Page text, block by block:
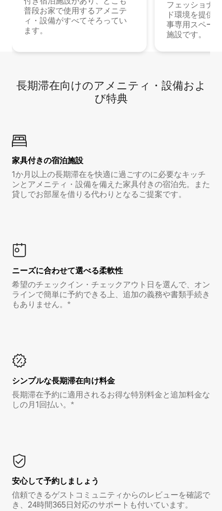
普段お家で使用するアメニテ
ィ・設備がすべてそろってい
ます。
フェッショナ
ド環境を提供
事専用スペー
施設です。
長期滞在向け⁠のア⁠メ⁠ニ⁠テ⁠ィ⁠・設⁠備⁠およ
び特⁠典
家具付き⁠の宿⁠泊⁠施⁠設
1か月以上の長期滞在を快適に過ごすのに必要なキッチ
ンとアメニティ・設備を備えた家具付きの宿泊先。また
貸しでお部屋を借りる代わりとなるご提案です。
ニーズに合わせて選べる柔軟性
希望のチェックイン・チェックアウト日を選んで、オン
ラインで簡単に予約できる上、追加の義務や書類手続き
もありません。*
シンプルな長期滞在向け料金
長期滞在予約に適用されるお得な特別料金と追加料金な
しの月1回払い。*
安心して予約しましょう
信頼できるゲストコミュニティからのレビューを確認で
き、24時間365日対応のサポートも付いています。